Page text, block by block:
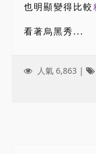
也明顯變得比較
看著烏黑秀...
人氣 6,863 |